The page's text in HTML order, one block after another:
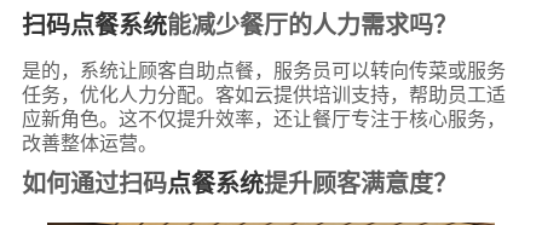
扫码点餐系统能减少餐厅的人力需求吗？
是的，系统让顾客自助点餐，服务员可以转向传菜或服务
任务，优化人力分配。客如云提供培训支持，帮助员工适
应新角色。这不仅提升效率，还让餐厅专注于核心服务，
改善整体运营。
如何通过扫码点餐系统提升顾客满意度？